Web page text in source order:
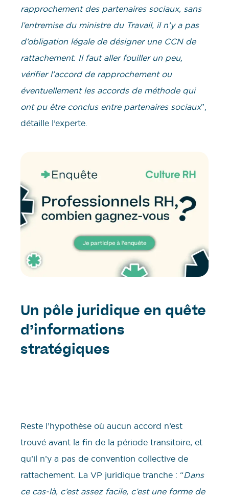
rapprochement des partenaires sociaux, sans
l’entremise du ministre du Travail, il n’y a pas
d’obligation légale de désigner une CCN de
rattachement. Il faut aller fouiller un peu,
vérifier l’accord de rapprochement ou
éventuellement les accords de méthode qui
ont pu être conclus entre partenaires sociaux”,
détaille l’experte.
Un pôle juridique en quête
d’informations
stratégiques
Reste l’hypothèse où aucun accord n’est
trouvé avant la fin de la période transitoire, et
qu’il n’y a pas de convention collective de
rattachement. La VP juridique tranche : “Dans
ce cas-là, c’est assez facile, c’est une forme de